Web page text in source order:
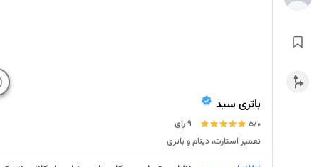
باتری سید
5/0
9 رای
تعمیر استارت، دینام و باتری